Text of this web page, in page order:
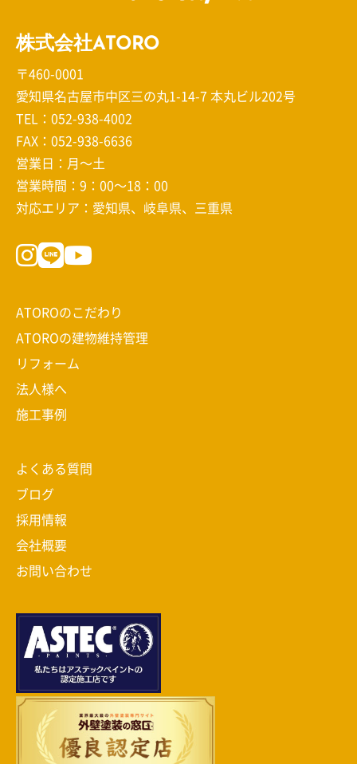
株式会社ATORO
〒460-0001
愛知県名古屋市中区三の丸1-14-7 本丸ビル202号
TEL： 052-938-4002
FAX：052-938-6636
営業日：月～土
営業時間：9：00～18：00
対応エリア：愛知県、岐阜県、三重県
ATOROのこだわり
ATOROの建物維持管理
リフォーム
法人様へ
施工事例
よくある質問
ブログ
採用情報
会社概要
お問い合わせ